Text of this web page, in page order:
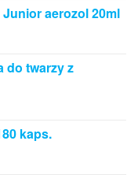
aerozol 20ml
do twarzy z
kaps.